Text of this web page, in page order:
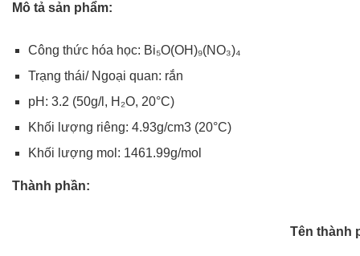
Mô tả sản phẩm:
Công thức hóa học: Bi₅O(OH)₉(NO₃)₄
Trạng thái/ Ngoại quan: rắn
pH: 3.2 (50g/l, H₂O, 20°C)
Khối lượng riêng: 4.93g/cm3 (20°C)
Khối lượng mol: 1461.99g/mol
Thành phần:
Tên thành